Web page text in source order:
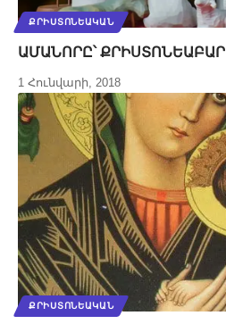
ՔՐԻՍՏՈՆԵԱԿԱՆ
ԱՄԱՆՈՐԸ՝ ՔՐԻՍՏՈՆԵԱԲԱՐ
1 Հունվարի, 2018
ՔՐԻՍՏՈՆԵԱԿԱՆ